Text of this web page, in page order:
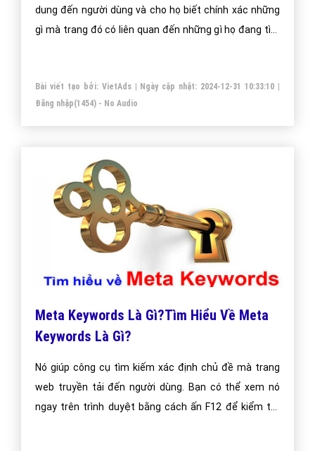
dung đến người dùng và cho họ biết chính xác những
gì mà trang đó có liên quan đến những gì họ đang tìm
tìm kiếm.
Bài viết tạo bởi: VietAds| Ngày cập nhật: 2024-12-31 10:33:10 |
Đăng nhập(1454) - No Audio
Meta Keywords Là Gì?Tìm Hiểu Về Meta
Keywords Là Gì?
Nó giúp công cụ tìm kiếm xác định chủ đề mà trang
web truyền tải đến người dùng. Bạn có thể xem nó
ngay trên trình duyệt bằng cách ấn F12 để kiểm tra